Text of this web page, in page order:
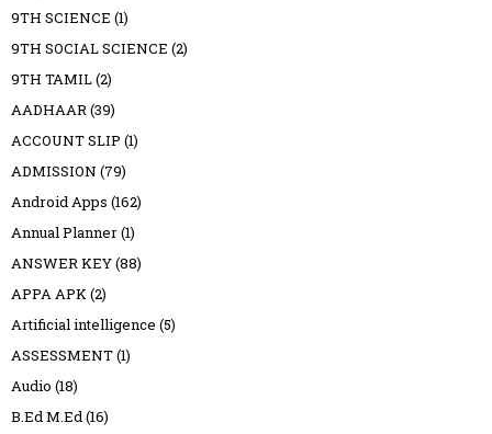
9TH SCIENCE (1)
9TH SOCIAL SCIENCE (2)
9TH TAMIL(2)
AADHAAR(39)
ACCOUNT SLIP (1)
ADMISSION (79)
Android Apps (162)
Annual Planner(1)
ANSWER KEY(88)
APPA APK(2)
Artificial intelligence (5)
ASSESSMENT(1)
Audio (18)
B.Ed M.Ed(16)